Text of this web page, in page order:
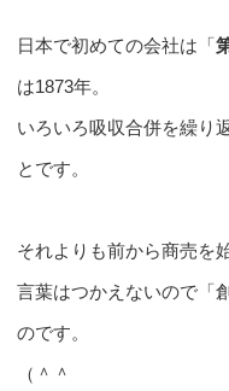
日本で初めての会社は「
は1873年。
いろいろ吸収合併を繰り
とです。
それよりも前から商売を
言葉はつかえないので「
のです。
（＾＾ゞ